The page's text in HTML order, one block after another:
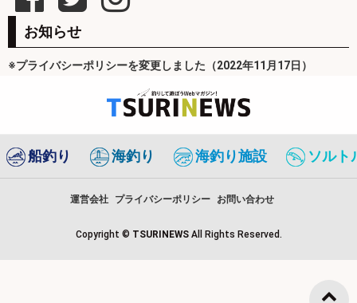
お知らせ
※プライバシーポリシーを変更しました（2022年11月17日）
船釣り 海釣り 海釣り施設 ソルト
運営会社 プライバシーポリシー お問い合わせ
Copyright © TSURINEWS All Rights Reserved.